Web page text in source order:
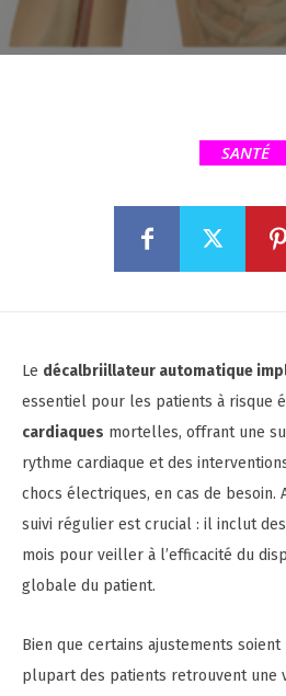
SANTÉ
Le décalbriillateur automatique
essentiel pour les patients à risque
cardiaques mortelles, offrant une
rythme cardiaque et des
chocs électriques, en cas de besoin.
suivi régulier est crucial : il inclut
mois pour veiller à l’efficacité du
globale du patient.
Bien que certains ajustements
plupart des patients retrouvent une